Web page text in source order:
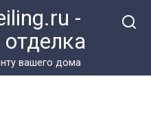
-
вашего дома